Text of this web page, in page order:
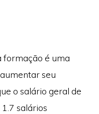
formação é uma
seu
o salário geral de
salários